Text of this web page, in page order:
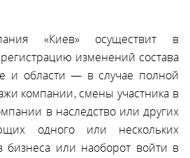
«Киев» осуществит в
регистрацию изменений состава
и области — в случае полной
компании, смены участника в
в наследство или других
одного или нескольких
бизнеса или наоборот войти в